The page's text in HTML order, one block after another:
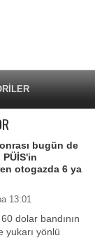
bugün de
otogazda 6 ya
13:01
dolar bandının
yukarı yönlü